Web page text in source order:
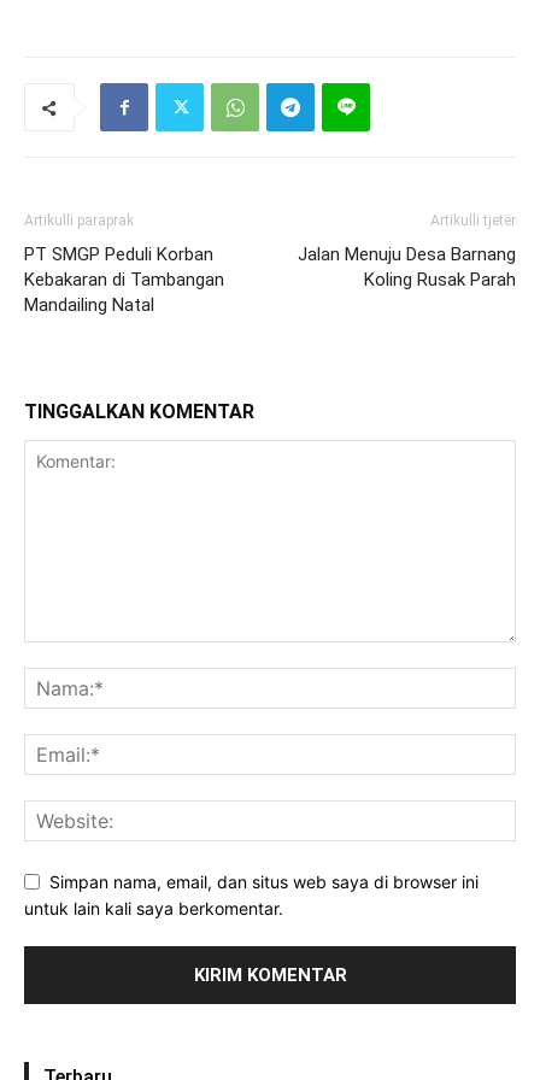
Artikulli paraprak
PT SMGP Peduli Korban
Kebakaran di Tambangan
Mandailing Natal
Artikulli tjetër
Jalan Menuju Desa Barnang
Koling Rusak Parah
TINGGALKAN KOMENTAR
Simpan nama, email, dan situs web saya di browser ini
untuk lain kali saya berkomentar.